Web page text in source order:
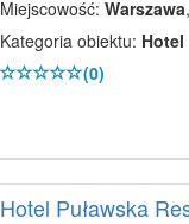
Miejscowość: Warszawa
Kategoria obiektu: Hotel
(0)
Hotel Puławska